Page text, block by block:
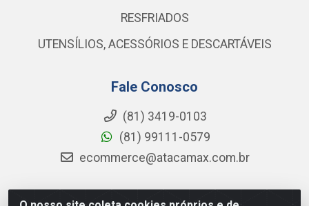
RESFRIADOS
UTENSÍLIOS, ACESSÓRIOS E DESCARTÁVEIS
Fale Conosco
(81) 3419-0103
(81) 99111-0579
ecommerce@atacamax.com.br